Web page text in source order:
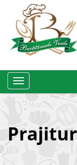
Toggle
Navigation